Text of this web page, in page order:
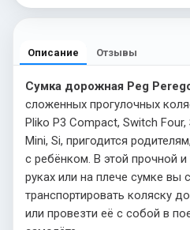
Описание Отзывы
Сумка дорожная Peg
сложенных прогулочных
Pliko P3 Compact, Switch Four,
Mini, Si, пригодится
с ребёнком. В этой прочной
руках или на плече сумке вы
транспортировать коляску
или провезти её с собой в